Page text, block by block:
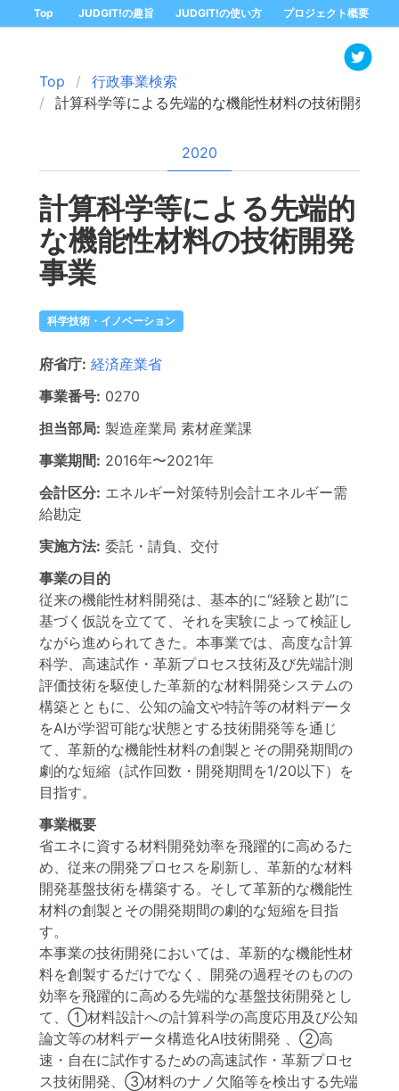
Top JUDGIT!の趣旨 JUDGIT!の使い方 プロジェクト概要
Top
行政事業検索
計算科学等による先端的な機能性材料の技術開発事業
2020
計算科学等による先端的
な機能性材料の技術開発
事業
科学技術・イノベーション
府省庁: 経済産業省
事業番号: 0270
担当部局: 製造産業局 素材産業課
事業期間: 2016年〜2021年
会計区分: エネルギー対策特別会計エネルギー需
給勘定
実施方法: 委託・請負、交付
事業の目的
従来の機能性材料開発は、基本的に“経験と勘”に
基づく仮説を立てて、それを実験によって検証し
ながら進められてきた。本事業では、高度な計算
科学、高速試作・革新プロセス技術及び先端計測
評価技術を駆使した革新的な材料開発システムの
構築とともに、公知の論文や特許等の材料データ
をAIが学習可能な状態とする技術開発等を通じ
て、革新的な機能性材料の創製とその開発期間の
劇的な短縮（試作回数・開発期間を1/20以下）を
目指す。
事業概要
省エネに資する材料開発効率を飛躍的に高めるた
め、従来の開発プロセスを刷新し、革新的な材料
開発基盤技術を構築する。そして革新的な機能性
材料の創製とその開発期間の劇的な短縮を目指
す。
本事業の技術開発においては、革新的な機能性材
料を創製するだけでなく、開発の過程そのものの
効率を飛躍的に高める先端的な基盤技術開発とし
て、①材料設計への計算科学の高度応用及び公知
論文等の材料データ構造化AI技術開発 、②高
速・自在に試作するための高速試作・革新プロセ
ス技術開発、③材料のナノ欠陥等を検出する先端